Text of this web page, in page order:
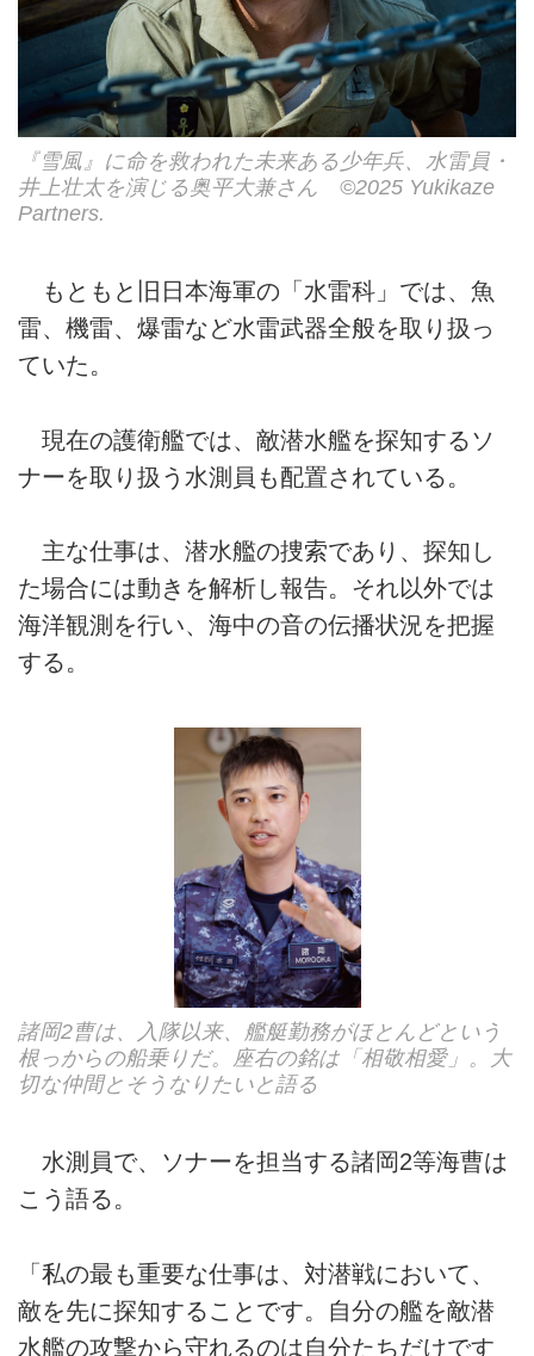
『雪風』に命を救われた未来ある少年兵、水雷員・
井上壮太を演じる奥平大兼さん ©2025 Yukikaze
Partners.
もともと旧日本海軍の「水雷科」では、魚
雷、機雷、爆雷など水雷武器全般を取り扱っ
ていた。
現在の護衛艦では、敵潜水艦を探知するソ
ナーを取り扱う水測員も配置されている。
主な仕事は、潜水艦の捜索であり、探知し
た場合には動きを解析し報告。それ以外では
海洋観測を行い、海中の音の伝播状況を把握
する。
諸岡2曹は、入隊以来、艦艇勤務がほとんどという
根っからの船乗りだ。座右の銘は「相敬相愛」。大
切な仲間とそうなりたいと語る
水測員で、ソナーを担当する諸岡2等海曹は
こう語る。
「私の最も重要な仕事は、対潜戦において、
敵を先に探知することです。自分の艦を敵潜
水艦の攻撃から守れるのは自分たちだけです